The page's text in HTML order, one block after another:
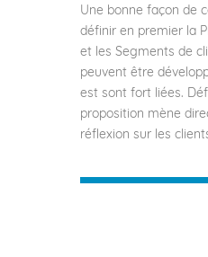
Une bonne façon de
définir en premier la
et les Segments de
peuvent être
est sont fort liées.
proposition mène
réflexion sur les